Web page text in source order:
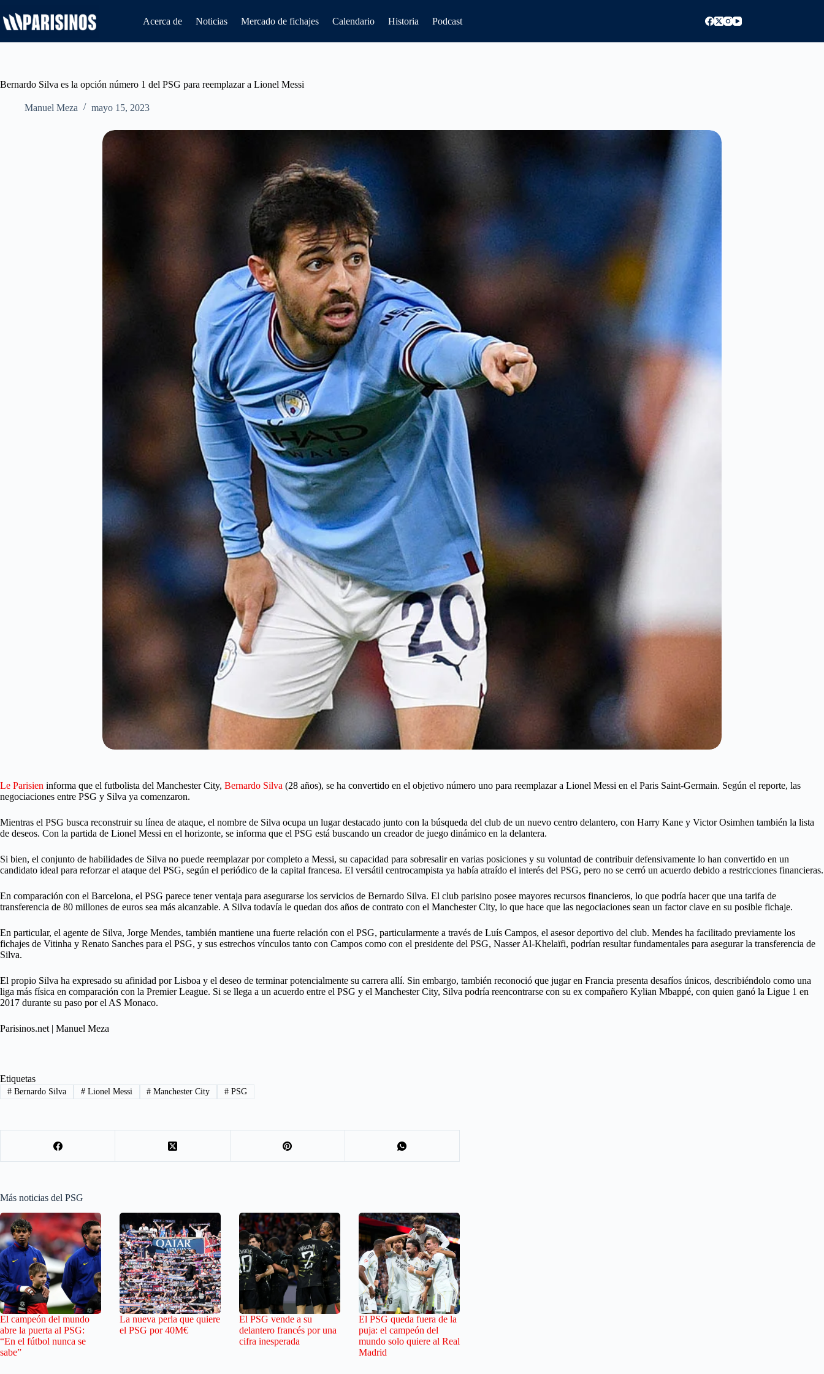
al
contenido
Acerca de Noticias Mercado de fichajes Calendario Historia Podcast
Bernardo Silva es la opción número 1 del PSG para reemplazar a Lionel Messi
Manuel Meza mayo 15, 2023
Le Parisien informa que el futbolista del Manchester City, Bernardo Silva (28 años), se ha convertido en el objetivo número uno para reemplazar a Lionel Messi en el Paris Saint-Germain. Según el reporte, las
negociaciones entre PSG y Silva ya comenzaron.
Mientras el PSG busca reconstruir su línea de ataque, el nombre de Silva ocupa un lugar destacado junto con la búsqueda del club de un nuevo centro delantero, con Harry Kane y Victor Osimhen también la lista
de deseos. Con la partida de Lionel Messi en el horizonte, se informa que el PSG está buscando un creador de juego dinámico en la delantera.
Si bien, el conjunto de habilidades de Silva no puede reemplazar por completo a Messi, su capacidad para sobresalir en varias posiciones y su voluntad de contribuir defensivamente lo han convertido en un
candidato ideal para reforzar el ataque del PSG, según el periódico de la capital francesa. El versátil centrocampista ya había atraído el interés del PSG, pero no se cerró un acuerdo debido a restricciones financieras.
En comparación con el Barcelona, el PSG parece tener ventaja para asegurarse los servicios de Bernardo Silva. El club parisino posee mayores recursos financieros, lo que podría hacer que una tarifa de
transferencia de 80 millones de euros sea más alcanzable. A Silva todavía le quedan dos años de contrato con el Manchester City, lo que hace que las negociaciones sean un factor clave en su posible fichaje.
En particular, el agente de Silva, Jorge Mendes, también mantiene una fuerte relación con el PSG, particularmente a través de Luís Campos, el asesor deportivo del club. Mendes ha facilitado previamente los
fichajes de Vitinha y Renato Sanches para el PSG, y sus estrechos vínculos tanto con Campos como con el presidente del PSG, Nasser Al-Khelaïfi, podrían resultar fundamentales para asegurar la transferencia de
Silva.
El propio Silva ha expresado su afinidad por Lisboa y el deseo de terminar potencialmente su carrera allí. Sin embargo, también reconoció que jugar en Francia presenta desafíos únicos, describiéndolo como una
liga más física en comparación con la Premier League. Si se llega a un acuerdo entre el PSG y el Manchester City, Silva podría reencontrarse con su ex compañero Kylian Mbappé, con quien ganó la Ligue 1 en
2017 durante su paso por el AS Monaco.
Parisinos.net | Manuel Meza
Etiquetas
#Bernardo Silva #Lionel Messi # Manchester City # PSG
Más noticias del PSG
El campeón del mundo
abre la puerta al PSG:
“En el fútbol nunca se
sabe”
La nueva perla que quiere
el PSG por 40M€
El PSG vende a su
delantero francés por una
cifra inesperada
El PSG queda fuera de la
puja: el campeón del
mundo solo quiere al Real
Madrid